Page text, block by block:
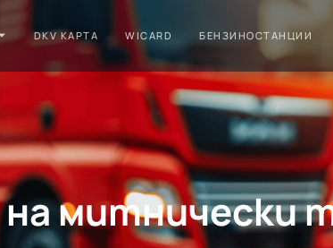
DKV КАРТА WICARD БЕНЗИНОСТАНЦИИ
митнически